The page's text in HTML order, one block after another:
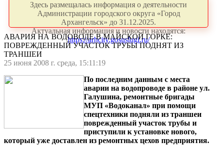
Здесь размещалась информация о деятельности
Администрации городского округа «Город
Архангельск» до 31.12.2025.
Актуальная информация и новости находятся:
https://arhcity.gosuslugi.ru/
АВАРИЯ НА ВОДОВОДЕ В МАЙСКОЙ ГОРКЕ:
ПОВРЕЖДЕННЫЙ УЧАСТОК ТРУБЫ ПОДНЯТ ИЗ
ТРАНШЕИ
25 июня 2008 г. среда, 15:11:19
По последним данным с места
аварии на водопроводе в районе ул.
Галушина, ремонтные бригады
МУП «Водоканал» при помощи
спецтехники подняли из траншеи
поврежденный участок трубы и
приступили к установке нового,
который уже доставлен из ремонтных цехов предприятия.